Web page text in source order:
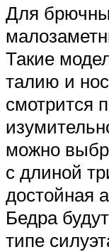
Для
Такие
талию и
смотрится
можно
с длиной
достойная
Бедра
типе